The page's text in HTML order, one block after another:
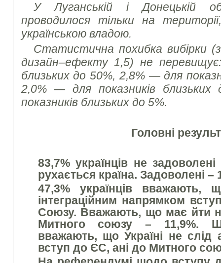
У Луганській і Донецькій
проводилося тільки на
українською владою.
Статистична похибка вибірки (з
дизайн–ефекту 1,5) не
близьких до 50%, 2,8% — для
2,0% — для показників
показників близьких до 5%.
Головні
83,7% українців не
рухається країна. Задоволені –
47,3% українців вважають,
інтеграційним напрямком
Союзу. Вважають, що має йти
Митного союзу – 11,9%.
вважають, що Україні не слід
вступ до ЄС, ані до Митного